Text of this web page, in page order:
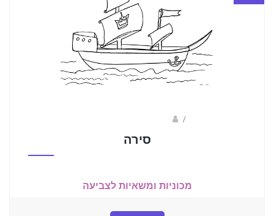
/
סירה
מכוניות ומשאיות לצביעה